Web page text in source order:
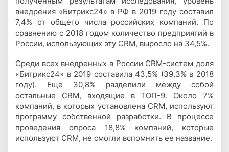
внедрения «Битрикс24» в РФ в 2019 году составил
7,4% от общего числа российских компаний. По
сравнению с 2018 годом количество предприятий в
России, использующих эту CRM, выросло на 34,5%.
Среди всех внедренных в России CRM-систем доля
«Битрикс24» в 2019 составила 43,5% (39,3% в 2018
году). Еще 30,8% разделили между собой
остальные CRM, входящие в ТОП-9. Около 7%
компаний, в которых установлена CRM, используют
программу собственной разработки. В процессе
проведения опроса 18,8% компаний, которые
используют CRM, не смогли вспомнить ее название.